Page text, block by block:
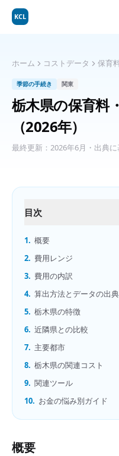
KCL
ホーム コストデータ 保育
季節の手続き 関東
栃木県の保育料
（2026年）
最終更新： 2026年6月 ・出典
目次
1. 概要
2. 費用レンジ
3. 費用の内訳
4. 算出方法とデータの出典
5. 栃木県の特徴
6. 近隣県との比較
7. 主要都市
8. 栃木県の関連コスト
9. 関連ツール
10. お金の悩み別ガイド
概要